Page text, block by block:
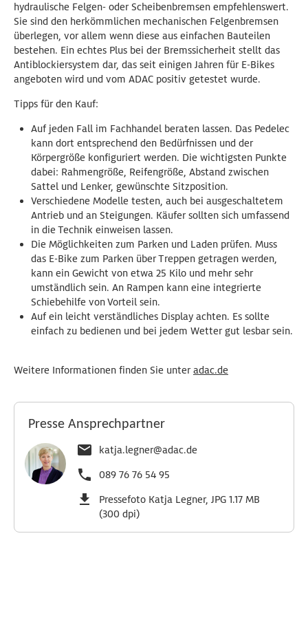
hydraulische Felgen- oder Scheibenbremsen empfehlenswert.
Sie sind den herkömmlichen mechanischen Felgenbremsen
überlegen, vor allem wenn diese aus einfachen Bauteilen
bestehen. Ein echtes Plus bei der Bremssicherheit stellt das
Antiblockiersystem dar, das seit einigen Jahren für E-Bikes
angeboten wird und vom ADAC positiv getestet wurde.
Tipps für den Kauf:
Auf jeden Fall im Fachhandel beraten lassen. Das Pedelec
kann dort entsprechend den Bedürfnissen und der
Körpergröße konfiguriert werden. Die wichtigsten Punkte
dabei: Rahmengröße, Reifengröße, Abstand zwischen
Sattel und Lenker, gewünschte Sitzposition.
Verschiedene Modelle testen, auch bei ausgeschaltetem
Antrieb und an Steigungen. Käufer sollten sich umfassend
in die Technik einweisen lassen.
Die Möglichkeiten zum Parken und Laden prüfen. Muss
das E-Bike zum Parken über Treppen getragen werden,
kann ein Gewicht von etwa 25 Kilo und mehr sehr
umständlich sein. An Rampen kann eine integrierte
Schiebehilfe von Vorteil sein.
Auf ein leicht verständliches Display achten. Es sollte
einfach zu bedienen und bei jedem Wetter gut lesbar sein.
Weitere Informationen finden Sie unteradac.de
Presse Ansprechpartner
katja.legner@adac.de
089 76 76 54 95
Pressefoto Katja Legner, JPG 1.17 MB
(300 dpi)